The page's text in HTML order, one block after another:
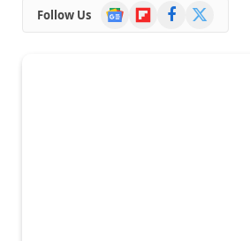
Follow Us
Google
News
FlipboardFacebook